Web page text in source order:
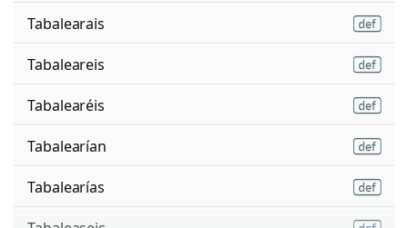
Tabalearais
Tabaleareis
Tabalearéis
Tabalearían
Tabalearías